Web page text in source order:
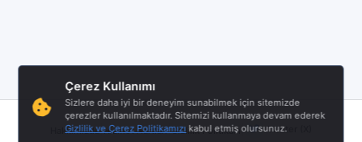
Hakkımızda|Hizmet Åartları|Gizlilik Politikası |
Twitter (X)
Çerez Kullanımı
Sizlere daha iyi bir deneyim sunabilmek için sitemizde
çerezler kullanılmaktadır. Sitemizi kullanmaya devam ederek
Gizlilik ve Çerez Politikamızı kabul etmiş olursunuz.